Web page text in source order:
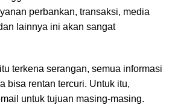
perbankan, transaksi, media
lainnya ini akan sangat
terkena serangan, semua informasi
bisa rentan tercuri. Untuk itu,
untuk tujuan masing-masing.